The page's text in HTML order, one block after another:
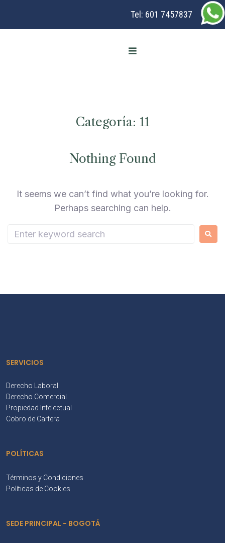
Tel: 601 7457837
Categoría: 11
Nothing Found
It seems we can’t find what you’re looking for.
Perhaps searching can help.
SERVICIOS
Derecho Laboral
Derecho Comercial
Propiedad Intelectual
Cobro de Cartera
POLÍTICAS
Términos y Condiciones
Políticas de Cookies
SEDE PRINCIPAL - BOGOTÁ